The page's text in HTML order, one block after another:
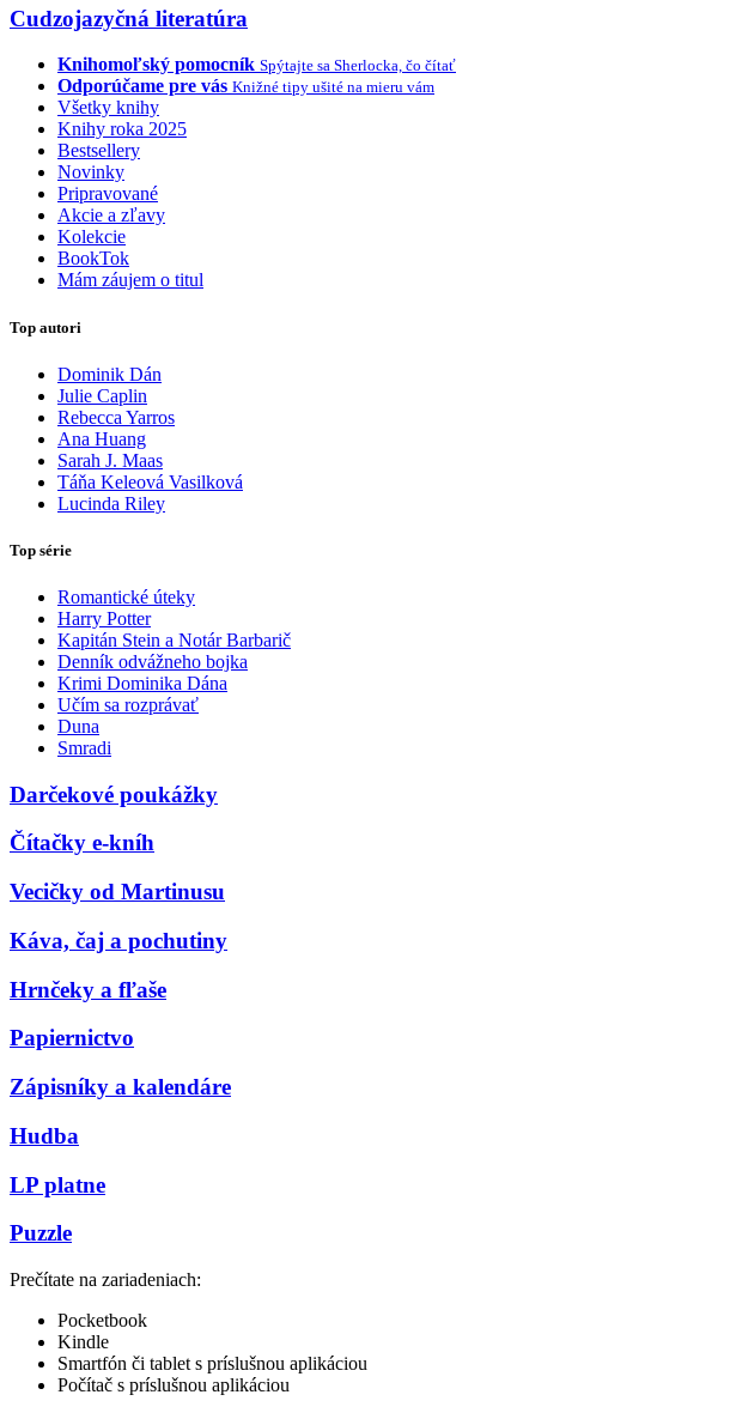
Cudzojazyčná literatúra
Knihomoľský pomocník Spýtajte sa Sherlocka, čo čítať
Odporúčame pre vás Knižné tipy ušité na mieru vám
Všetky knihy
Knihy roka 2025
Bestsellery
Novinky
Pripravované
Akcie a zľavy
Kolekcie
BookTok
Mám záujem o titul
Top autori
Dominik Dán
Julie Caplin
Rebecca Yarros
Ana Huang
Sarah J. Maas
Táňa Keleová Vasilková
Lucinda Riley
Top série
Romantické úteky
Harry Potter
Kapitán Stein a Notár Barbarič
Denník odvážneho bojka
Krimi Dominika Dána
Učím sa rozprávať
Duna
Smradi
Darčekové poukážky
Čítačky e-kníh
Vecičky od Martinusu
Káva, čaj a pochutiny
Hrnčeky a fľaše
Papiernictvo
Zápisníky a kalendáre
Hudba
LP platne
Puzzle
Prečítate na zariadeniach:
Pocketbook
Kindle
Smartfón či tablet s príslušnou aplikáciou
Počítač s príslušnou aplikáciou